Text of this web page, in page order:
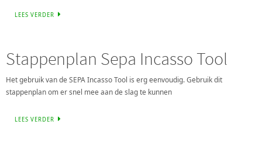
LEES VERDER
Stappenplan Sepa Incasso Tool
Het gebruik van de SEPA Incasso Tool is erg eenvoudig. Gebruik dit
stappenplan om er snel mee aan de slag te kunnen
LEES VERDER